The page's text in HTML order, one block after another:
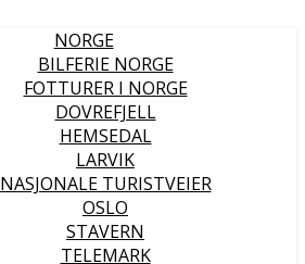
NORGE
BILFERIE NORGE
FOTTURER I NORGE
DOVREFJELL
HEMSEDAL
LARVIK
NASJONALE TURISTVEIER
OSLO
STAVERN
TELEMARK